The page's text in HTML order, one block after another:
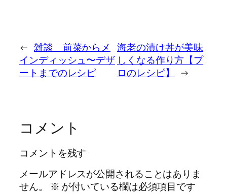
← 雑談 前菜からメ
インディッシュ〜デザ
ートまでのレシピ
海老の漬け丼が美味
しくなる作り方【プ
ロのレシピ】
→
コメント
コメントを残す
メールアドレスが公開されることはありま
せん。
※ が付いている欄は必須項目です